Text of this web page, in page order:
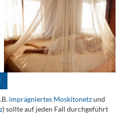
imprägniertes Moskitonetzund
) sollte auf jeden Fall durchgeführt